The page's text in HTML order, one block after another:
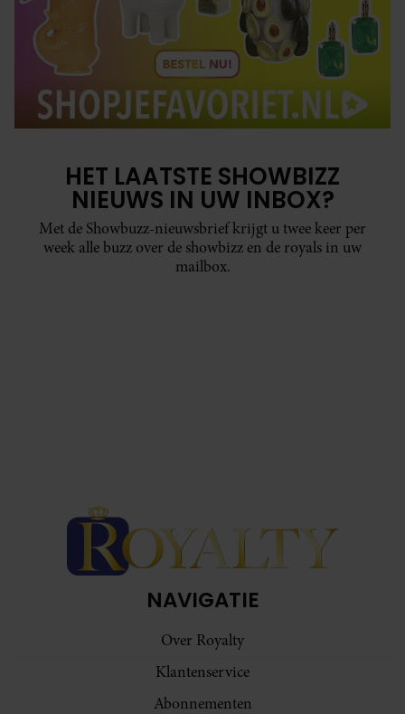
HET LAATSTE SHOWBIZZ
NIEUWS IN UW INBOX?
Met de Showbuzz-nieuwsbrief krijgt u twee keer per
week alle buzz over de showbizz en de royals in uw
mailbox.
NAVIGATIE
Over Royalty
Klantenservice
Abonnementen